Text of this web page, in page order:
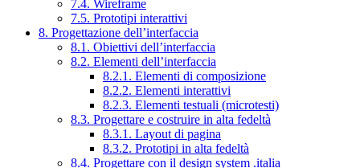
7.4. Wireframe
7.5. Prototipi interattivi
8. Progettazione dell’interfaccia
8.1. Obiettivi dell’interfaccia
8.2. Elementi dell’interfaccia
8.2.1. Elementi di composizione
8.2.2. Elementi interattivi
8.2.3. Elementi testuali (microtesti)
8.3. Progettare e costruire in alta fedeltà
8.3.1. Layout di pagina
8.3.2. Prototipi in alta fedeltà
8.4. Progettare con il design system .italia